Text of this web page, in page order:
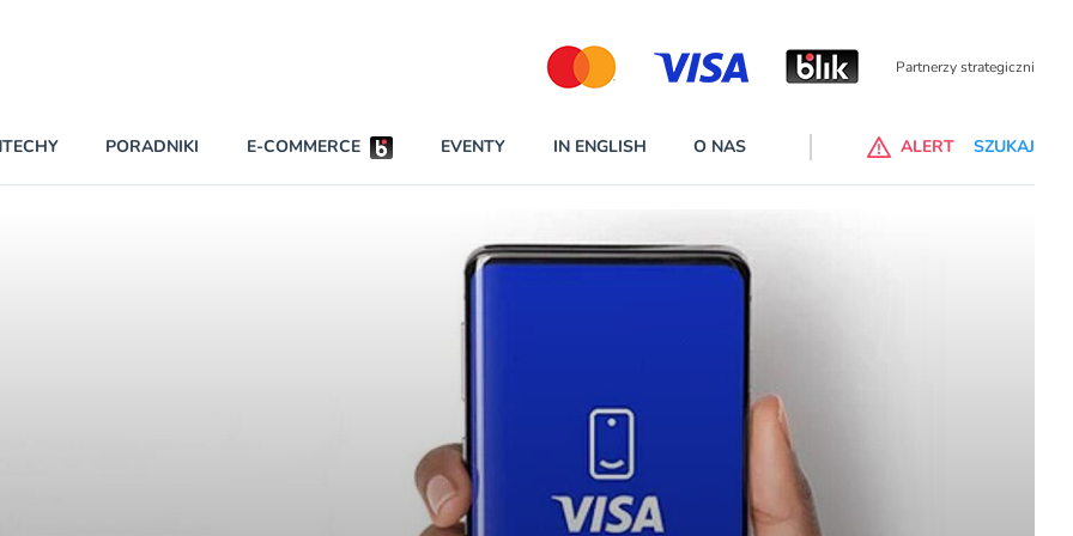
Partnerzy wspierający
Darmowy dostęp do ChataGPT Go dla klientów Revoluta. Nowy benefit we
wszystkich planach
PORADNIKI E-COMMERCE EVENTY IN ENGLISH O NAS ALERT SZUKAJ